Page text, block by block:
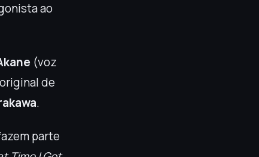
ao
(voz
de
.
parte